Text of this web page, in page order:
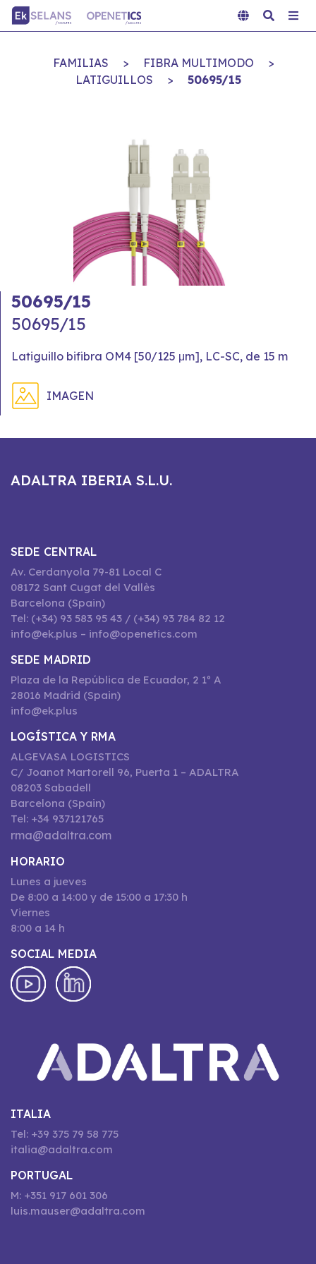
FAMILIAS > FIBRA MULTIMODO
>
LATIGUILLOS
> 50695/15
50695/15
50695/15
Latiguillo bifibra OM4 [50/125 μm], LC-SC, de 15 m
IMAGEN
ADALTRA IBERIA S.L.U.
SEDE CENTRAL
Av. Cerdanyola 79-81 Local C
08172 Sant Cugat del Vallès
Barcelona (Spain)
Tel: (+34) 93 583 95 43 / (+34) 93 784 82 12
info@ek.plus – info@openetics.com
SEDE MADRID
Plaza de la República de Ecuador, 2 1º A
28016 Madrid (Spain)
info@ek.plus
LOGÍSTICA Y RMA
ALGEVASA LOGISTICS
C/ Joanot Martorell 96, Puerta 1 – ADALTRA
08203 Sabadell
Barcelona (Spain)
Tel: +34 937121765
rma@adaltra.com
HORARIO
Lunes a jueves
De 8:00 a 14:00 y de 15:00 a 17:30 h
Viernes
8:00 a 14 h
SOCIAL MEDIA
ITALIA
Tel: +39 375 79 58 775
italia@adaltra.com
PORTUGAL
M: +351 917 601 306
luis.mauser@adaltra.com